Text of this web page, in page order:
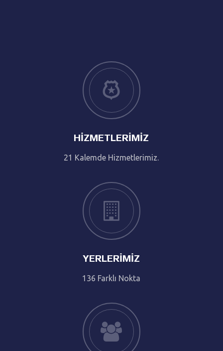
HIZMETLERIMIZ
21 Kalemde Hizmetlerimiz.
YERLERIMIZ
136 Farklı Nokta